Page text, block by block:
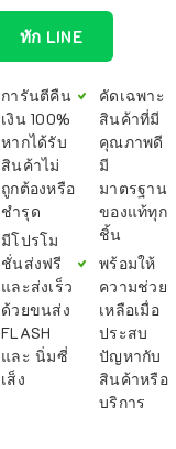
ทัก LINE
การันตีคืน
เงิน 100%
หากได้รับ
สินค้าไม่
ถูกต้องหรือ
ชำรุด
มีโปรโม
ชั่นส่งฟรี
และส่งเร็ว
ด้วยขนส่ง
FLASH
และ นิ่มซี่
เส็ง
คัดเฉพาะ
สินค้าที่มี
คุณภาพดี
มี
มาตรฐาน
ของแท้ทุก
ชิ้น
พร้อมให้
ความช่วย
เหลือเมื่อ
ประสบ
ปัญหากับ
สินค้าหรือ
บริการ